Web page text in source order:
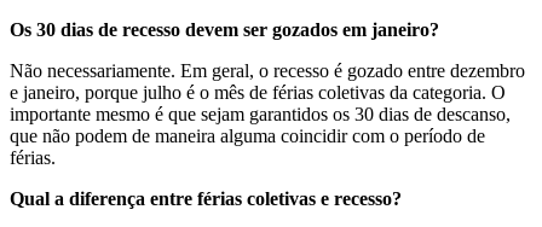
Os 30 dias de recesso devem ser gozados em janeiro?
Não necessariamente. Em geral, o recesso é gozado entre dezembro
e janeiro, porque julho é o mês de férias coletivas da categoria. O
importante mesmo é que sejam garantidos os 30 dias de descanso,
que não podem de maneira alguma coincidir com o período de
férias.
Qual a diferença entre férias coletivas e recesso?